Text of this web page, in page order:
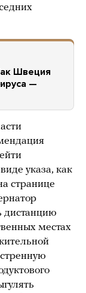
Швеция
—
указа, как
странице
дистанцию
местах